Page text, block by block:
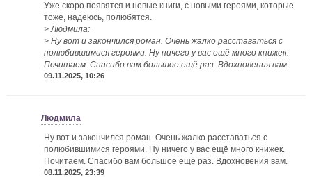
Уже скоро появятся и новые книги, с новыми героями, которые
тоже, надеюсь, полюбятся.
> Людмила:
> Ну вот и закончился роман. Очень жалко расставаться с
полюбившимися героями. Ну ничего у вас ещё много книжек.
Почитаем. Спасибо вам большое ещё раз. Вдохновения вам.
09.11.2025, 10:26
Людмила
Ну вот и закончился роман. Очень жалко расставаться с
полюбившимися героями. Ну ничего у вас ещё много книжек.
Почитаем. Спасибо вам большое ещё раз. Вдохновения вам.
08.11.2025, 23:39